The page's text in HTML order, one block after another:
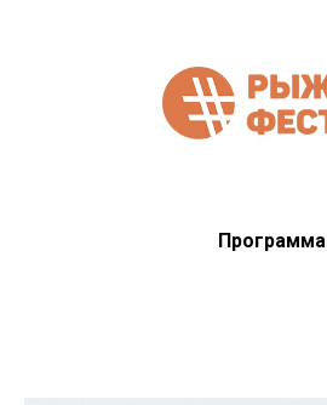
Программа